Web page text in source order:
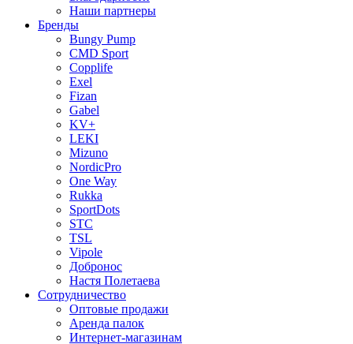
Наши партнеры
Бренды
Bungy Pump
CMD Sport
Copplife
Exel
Fizan
Gabel
KV+
LEKI
Mizuno
NordicPro
One Way
Rukka
SportDots
STC
TSL
Vipole
Добронос
Настя Полетаева
Сотрудничество
Оптовые продажи
Аренда палок
Интернет-магазинам